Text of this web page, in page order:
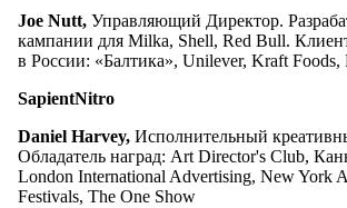
Joe Nutt, Управляющий Директор.
кампании для Milka, Shell, Red Bull.
в России: «Балтика», Unilever, Kraft Foods,
SapientNitro
Daniel Harvey, Исполнительный
Обладатель наград: Art Director's Club,
London International Advertising, New York
Festivals, The One Show